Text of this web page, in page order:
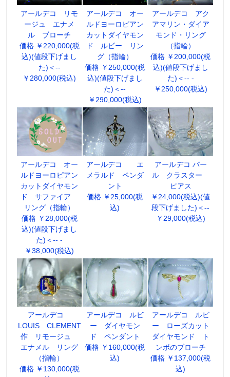
アールデコ リモ
ージュ エナメ
ル ブローチ
価格 ￥220,000(税
込)(値段下げまし
た)＜--
￥280,000(税込)
アールデコ オー
ルドヨーロピアン
カットダイヤモン
ド ルビー リン
グ（指輪）
価格 ￥250,000(税
込)(値段下げまし
た)＜--
￥290,000(税込)
アールデコ アク
アマリン・ダイア
モンド・リング
（指輪）
価格 ￥200,000(税
込)(値段下げまし
た)＜-- -
￥250,000(税込)
アールデコ オー
ルドヨーロピアン
カットダイヤモン
ド サファイア
リング（指輪）
価格 ￥28,000(税
込)(値段下げまし
た)＜-- -
￥38,000(税込)
アールデコ エ
メラルド ペンダ
ント
価格 ￥25,000(税
込)
アールデコ パー
ル クラスター
ピアス
￥24,000(税込)(値
段下げました)＜--
￥29,000(税込)
アールデコ
LOUIS CLEMENT
作 リモージュ
エナメル リング
（指輪）
価格 ￥130,000(税
アールデコ ルビ
ー ダイヤモン
ド ペンダント
価格 ￥160,000(税
込)
アールデコ ルビ
ー ローズカット
ダイヤモンド ト
ンボのブローチ
価格 ￥137,000(税
込)